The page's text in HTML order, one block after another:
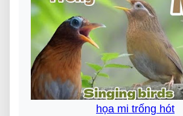
họa mi trống hót